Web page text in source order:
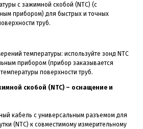
с зажимной скобой (NTC) (с
прибором) для быстрых и точных
труб.
температуры: используйте зонд NTC
прибором (прибор заказывается
поверхности труб.
скобой (NTC) – оснащение и
кабель с универсальным разъемом для
(NTC) к совместимому измерительному